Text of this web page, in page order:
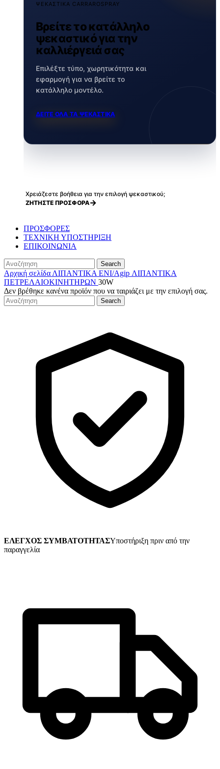
ΨΕΚΑΣΤΙΚΑ CARRAROSPRAY
Βρείτε το κατάλληλο
ψεκαστικό για την
καλλιέργειά σας
Επιλέξτε τύπο, χωρητικότητα και
εφαρμογή για να βρείτε το
κατάλληλο μοντέλο.
ΔΕΙΤΕ ΟΛΑ ΤΑ ΨΕΚΑΣΤΙΚΑ
Χρειάζεστε βοήθεια για την επιλογή ψεκαστικού;
ΖΗΤΗΣΤΕ ΠΡΟΣΦΟΡΑ
ΠΡΟΣΦΟΡΕΣ
ΤΕΧΝΙΚΗ ΥΠΟΣΤΗΡΙΞΗ
ΕΠΙΚΟΙΝΩΝΙΑ
Search
Αρχική σελίδαΛΙΠΑΝΤΙΚΑ ENI/Agip ΛΙΠΑΝΤΙΚΑ
ΠΕΤΡΕΛΑΙΟΚΙΝΗΤΗΡΩΝ 30W
Δεν βρέθηκε κανένα προϊόν που να ταιριάζει με την επιλογή σας.
Search
ΕΛΕΓΧΟΣ ΣΥΜΒΑΤΟΤΗΤΑΣΥποστήριξη πριν από την
παραγγελία